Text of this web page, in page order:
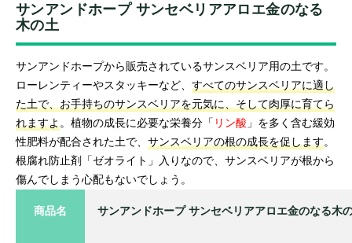
サンアンドホープ サンセベリアアロエ金のなる
木の土
サンアンドホープから販売されているサンスベリア用の土です。
ローレンティーやスタッキーなど、 すべてのサンスベリアに適し
た土で、お手持ちのサンスベリアを元気に、そして肉厚に育てら
れますよ。植物の成長に必要な栄養分「 リン酸 」を多く含む緩効
性肥料が配合された土で、 サンスベリアの根の成長を促します。
根腐れ防止剤「ゼオライト」入りなので、サンスベリアが根から
傷んでしまう心配もないでしょう。
商品名 サンアンドホープ サンセベリアアロエ金のなる木